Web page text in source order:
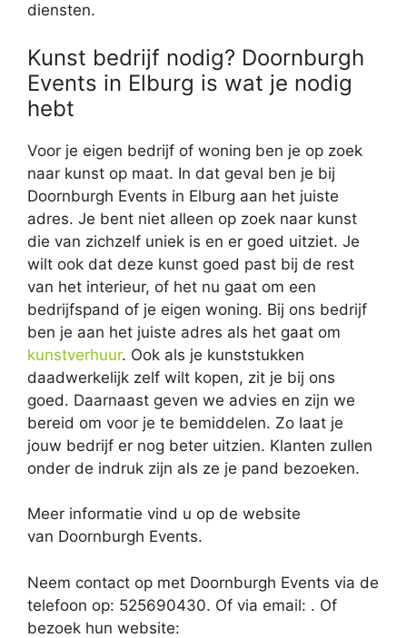
diensten.
Kunst bedrijf nodig? Doornburgh
Events in Elburg is wat je nodig
hebt
Voor je eigen bedrijf of woning ben je op zoek
naar kunst op maat. In dat geval ben je bij
Doornburgh Events in Elburg aan het juiste
adres. Je bent niet alleen op zoek naar kunst
die van zichzelf uniek is en er goed uitziet. Je
wilt ook dat deze kunst goed past bij de rest
van het interieur, of het nu gaat om een
bedrijfspand of je eigen woning. Bij ons bedrijf
ben je aan het juiste adres als het gaat om
kunstverhuur. Ook als je kunststukken
daadwerkelijk zelf wilt kopen, zit je bij ons
goed. Daarnaast geven we advies en zijn we
bereid om voor je te bemiddelen. Zo laat je
jouw bedrijf er nog beter uitzien. Klanten zullen
onder de indruk zijn als ze je pand bezoeken.
Meer informatie vind u op de website
van Doornburgh Events.
Neem contact op met Doornburgh Events via de
telefoon op: 525690430. Of via email: . Of
bezoek hun website: